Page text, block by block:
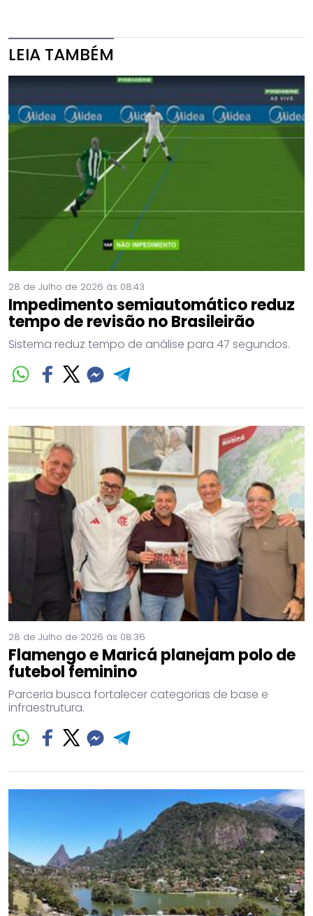
LEIA TAMBÉM
28 de Julho de 2026 às 08:43
Impedimento semiautomático reduz
tempo de revisão no Brasileirão
Sistema reduz tempo de análise para 47 segundos.
28 de Julho de 2026 às 08:36
Flamengo e Maricá planejam polo de
futebol feminino
Parceria busca fortalecer categorias de base e
infraestrutura.